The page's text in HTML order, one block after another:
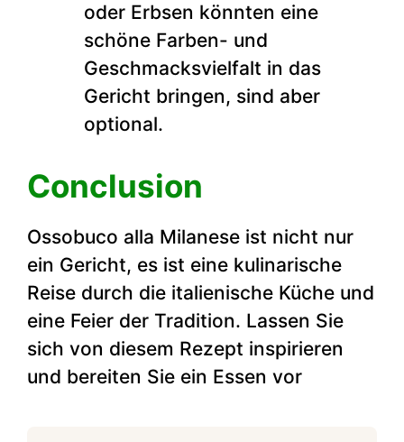
oder Erbsen könnten eine
schöne Farben- und
Geschmacksvielfalt in das
Gericht bringen, sind aber
optional.
Conclusion
Ossobuco alla Milanese ist nicht nur
ein Gericht, es ist eine kulinarische
Reise durch die italienische Küche und
eine Feier der Tradition. Lassen Sie
sich von diesem Rezept inspirieren
und bereiten Sie ein Essen vor